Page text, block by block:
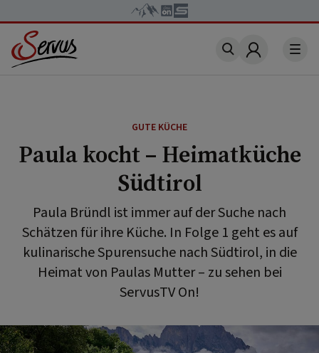
Account
GUTE KÜCHE
Paula kocht – Heimatküche
Südtirol
Paula Bründl ist immer auf der Suche nach
Schätzen für ihre Küche. In Folge 1 geht es auf
kulinarische Spurensuche nach Südtirol, in die
Heimat von Paulas Mutter – zu sehen bei
ServusTV On!